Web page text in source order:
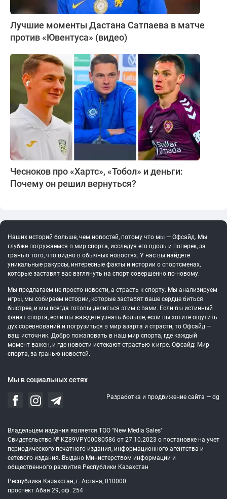
Лучшие моменты Дастана Сатпаева в матче
против «Ювентуса» (видео)
Чесноков про «Хартс», «Тобол» и деньги:
Почему он решил вернуться?
Наших историй больше, чем новостей, потому что мы — Офсайд. Мы
глубже погружаемся в мир спорта, исследуя его вдоль и поперек, за
гранью того, что видно в обычных новостях. У нас вы найдете
уникальные ракурсы, интересные факты и истории о спортсменах,
которые заставят вас взглянуть на спорт совершенно по-новому.
Мы предлагаем не просто новости, а страсть к спорту. Мы анализируем
игры, мы собираем истории, которые заставят ваше сердце биться
быстрее, и мы всегда готовы делиться этим с вами. Если вы истинный
фанат спорта, если вы жаждете узнать больше, если вы хотите ощутить
дух соревнований и погрузиться в мир азарта и страсти, то Офсайд —
ваш источник. Добро пожаловать в наш мир спорта, где каждый
момент важен, и где новости истекают страстью к игре. Офсайд: Мир
спорта, за гранью новостей.
Мы в социальных сетях
Разработка и продвижение сайта — dg
Владельцем издания является ТОО "New Media Sales"
Свидетельство № KZ89VPY00080586 от 27.10.2023 о постановке на учет
периодического печатного издания, информационного агентства и
сетевого издания. Выдано Министерством информации и
общественного развития Республики Казахстан
Республика Казахстан, г. Астана, 010000
проспект Абая 29, оф. 254